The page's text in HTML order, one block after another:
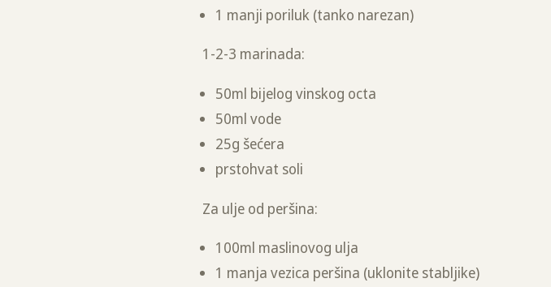
1 manji poriluk (tanko narezan)
1-2-3 marinada:
50ml bijelog vinskog octa
50ml vode
25g šećera
prstohvat soli
Za ulje od peršina:
100ml maslinovog ulja
1 manja vezica peršina (uklonite stabljike)